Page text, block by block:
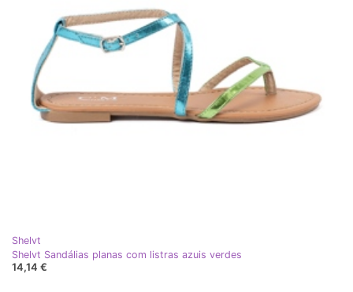
Shelvt
Shelvt Sandálias planas com listras azuis verdes
14,14 €